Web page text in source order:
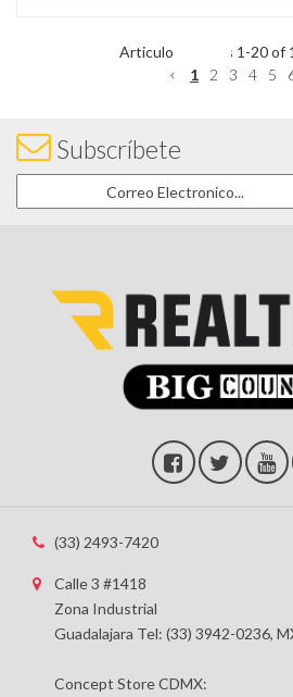
Items 1 -20of
1
2 3 4 5
Subscríbete
(33) 2493-7420
Calle 3 #1418
Zona Industrial
Guadalajara Tel: (33) 3942-0236,
Concept Store CDMX: